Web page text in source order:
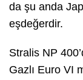
da şu anda
eşdeğerdir.
Stralis NP
Gazlı Euro VI